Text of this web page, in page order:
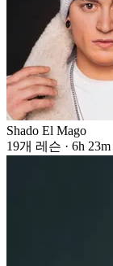
Shado El Mago
19개 레슨 · 6h